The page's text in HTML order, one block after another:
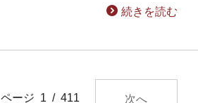
続きを読む
ページ 1 / 411 次へ